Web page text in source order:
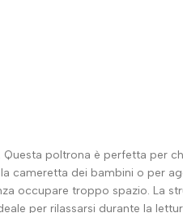
poltrona è perfetta per
cameretta dei bambini o per
occupare troppo spazio. La
per rilassarsi durante la